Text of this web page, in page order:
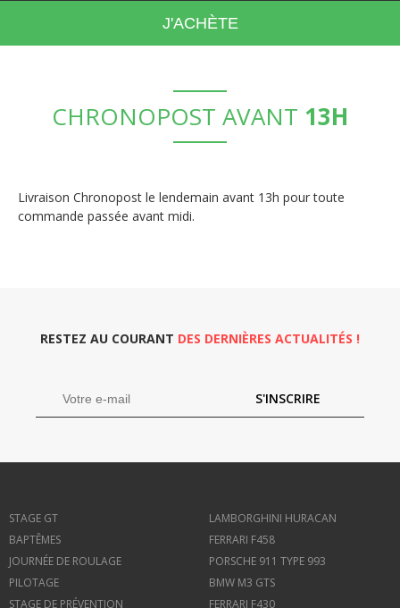
J'ACHÈTE
CHRONOPOST AVANT 13H
Livraison Chronopost le lendemain avant 13h pour toute
commande passée avant midi.
RESTEZ AU COURANT DES DERNIÈRES ACTUALITÉS !
S'INSCRIRE
STAGE GT
BAPTÊMES
JOURNÉE DE ROULAGE
PILOTAGE
STAGE DE PRÉVENTION
LAMBORGHINI HURACAN
FERRARI F458
PORSCHE 911 TYPE 993
BMW M3 GTS
FERRARI F430